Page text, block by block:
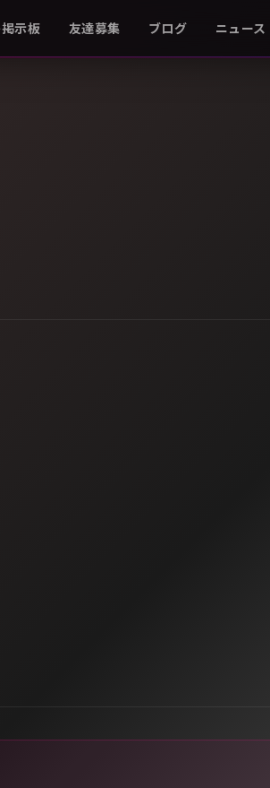
示板 友達募集 ブログ ニュース